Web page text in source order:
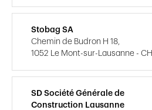
Stobag SA
Chemin de Budron H 18,
1052 Le Mont-sur-Lausanne - CH
SD Société Générale de
Construction Lausanne